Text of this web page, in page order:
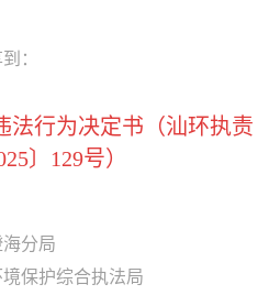
：
法行为决定书（汕环执责
〕129号）
分局
保护综合执法局